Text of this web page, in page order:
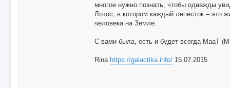
многое нужно познать, чтобы однажды
Лотос, в котором каждый лепесток – это
человека на Земле.
С вами была, есть и будет всегда МааТ
Rina https://galactika.info/ 15.07.2015